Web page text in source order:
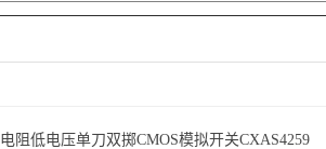
阻低电压单刀双掷CMOS模拟开关CXAS4259